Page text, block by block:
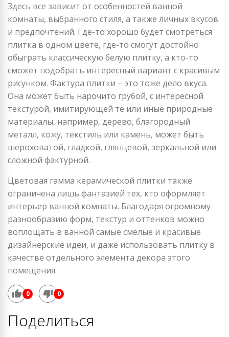
Здесь все зависит от особенностей ванной
комнаты, выбранного стиля, а также личных вкусов
и предпочтений. Где-то хорошо будет смотреться
плитка в одном цвете, где-то смогут достойно
обыграть классическую белую плитку, а кто-то
сможет подобрать интересный вариант с красивым
рисунком. Фактура плитки – это тоже дело вкуса.
Она может быть нарочито грубой, с интересной
текстурой, имитирующей те или иные природные
материалы, например, дерево, благородный
металл, кожу, текстиль или камень, может быть
шероховатой, гладкой, глянцевой, зеркальной или
сложной фактурной.
Цветовая гамма керамической плитки также
ограничена лишь фантазией тех, кто оформляет
интерьер ванной комнаты. Благодаря огромному
разнообразию форм, текстур и оттенков можно
воплощать в ванной самые смелые и красивые
дизайнерские идеи, и даже использовать плитку в
качестве отдельного элемента декора этого
помещения.
0 0
Поделиться